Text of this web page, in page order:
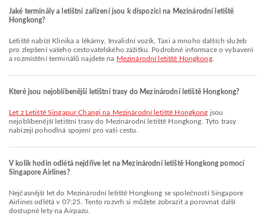
Jaké terminály a letištní zařízení jsou k dispozici na Mezinárodní letiště
Hongkong?
Letiště nabízí Klinika a lékárny, Invalidní vozík, Taxi a mnoho dalších služeb
pro zlepšení vašeho cestovatelského zážitku. Podrobné informace o vybavení
a rozmístění terminálů najdete na Mezinárodní letiště Hongkong.
Které jsou nejoblíbenější letištní trasy do Mezinárodní letiště Hongkong?
let z Letiště Singapur Changi na Mezinárodní letiště Hongkong jsou
nejoblíbenější letištní trasy do Mezinárodní letiště Hongkong. Tyto trasy
nabízejí pohodlná spojení pro vaši cestu.
V kolik hodin odlétá nejdříve let na Mezinárodní letiště Hongkong pomocí
Singapore Airlines?
Nejčasnější let do Mezinárodní letiště Hongkong se společností Singapore
Airlines odlétá v 07:25. Tento rozvrh si můžete zobrazit a porovnat další
dostupné lety na Airpazu.